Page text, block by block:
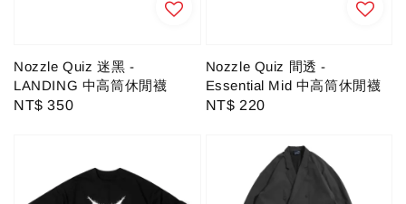
Nozzle Quiz 迷黑 -
LANDING 中高筒休閒襪
Regular
NT$ 350
Nozzle Quiz 間透 -
Essential Mid 中高筒休閒襪
Regular
NT$ 220